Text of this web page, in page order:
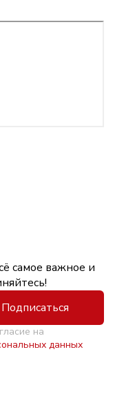
самое важное и
Подписаться
на
данных